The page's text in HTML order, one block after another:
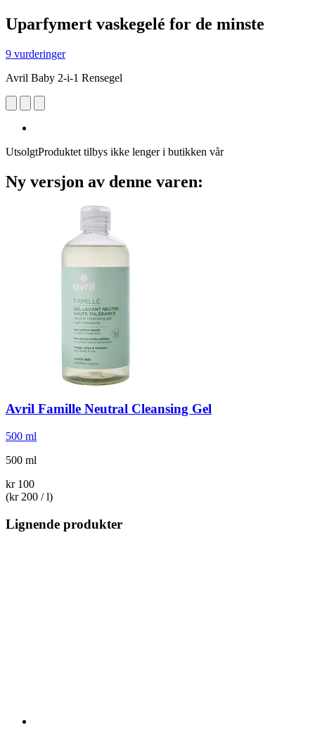
Uparfymert vaskegelé for de minste
9 vurderinger
Avril Baby 2-i-1 Rensegel
UtsolgtProduktet tilbys ikke lenger i butikken vår
Ny versjon av denne varen:
Avril Famille Neutral Cleansing Gel
500 ml
500 ml
kr 100
(kr 200 / l)
Lignende produkter